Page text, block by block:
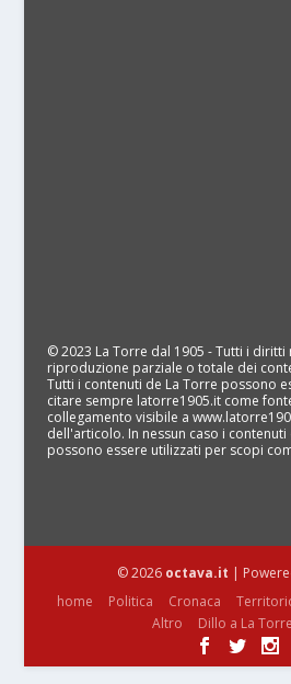
© 2023 La Torre dal 1905 - Tutti i diritti
riproduzione parziale o totale dei
Tutti i contenuti de La Torre possono
citare sempre latorre1905.it come
collegamento visibile a
dell'articolo. In nessun caso i
possono essere utilizzati per scopi
© 2026 octava.it |
home
Politica Cronaca
Altro
Dillo a La Torre